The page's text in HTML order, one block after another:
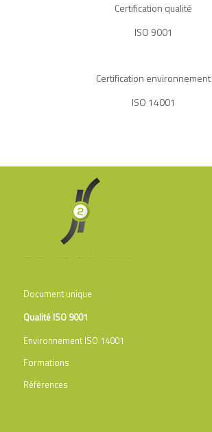
Certification qualité
ISO 9001
Certification environnement
ISO 14001
Document unique
Qualité ISO 9001
Environnement ISO 14001
Formations
Références